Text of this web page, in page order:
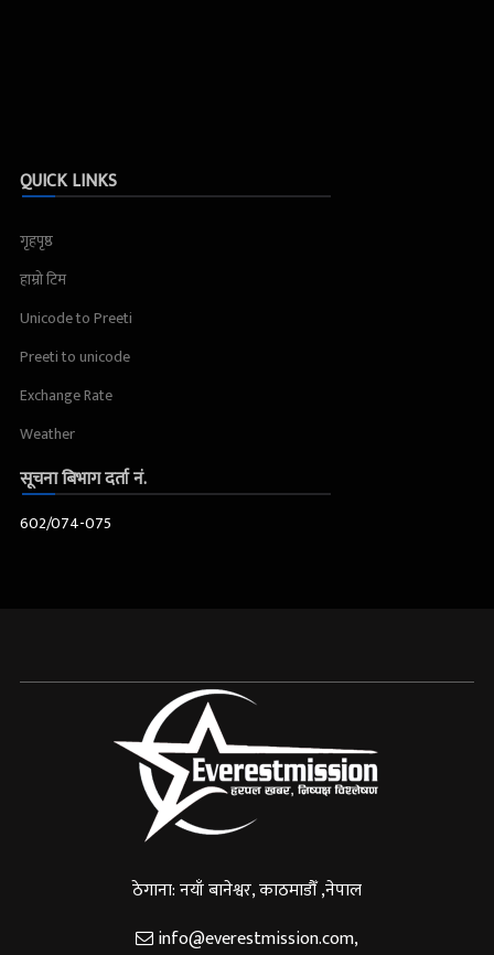
QUICK LINKS
गृहपृष्ठ
हाम्रो टिम
Unicode to Preeti
Preeti to unicode
Exchange Rate
Weather
सूचना बिभाग दर्ता नं.
602/074-075
ठेगाना: नयाँ बानेश्वर, काठमाडौँ ,नेपाल
info@everestmission.com,